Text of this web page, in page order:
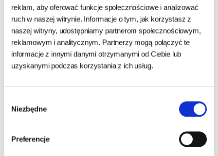
reklam, aby oferować funkcje społecznościowe i analizować
ruch w naszej witrynie. Informacje o tym, jak korzystasz z
naszej witryny, udostępniamy partnerom społecznościowym,
reklamowym i analitycznym. Partnerzy mogą połączyć te
informacje z innymi danymi otrzymanymi od Ciebie lub
uzyskanymi podczas korzystania z ich usług.
zgody
Niezbędne
Preferencje